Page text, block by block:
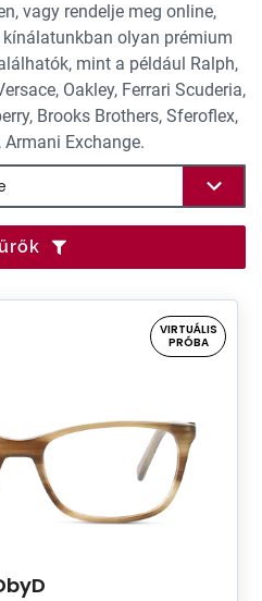
vagy rendelje meg online,
olyan prémium
mint a például Ralph,
Oakley, Ferrari Scuderia,
Brooks Brothers, Sferoflex,
Armani Exchange.
VIRTUÁLIS
PRÓBA